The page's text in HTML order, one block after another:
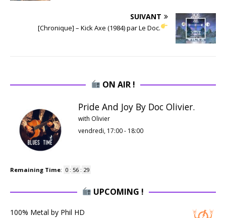
SUIVANT
[Chronique] – Kick Axe (1984) par Le Doc.
ON AIR !
Pride And Joy By Doc Olivier.
with Olivier
vendredi, 17:00- 18:00
Remaining Time: 0 : 56 : 28
UPCOMING !
100% Metal by Phil HD